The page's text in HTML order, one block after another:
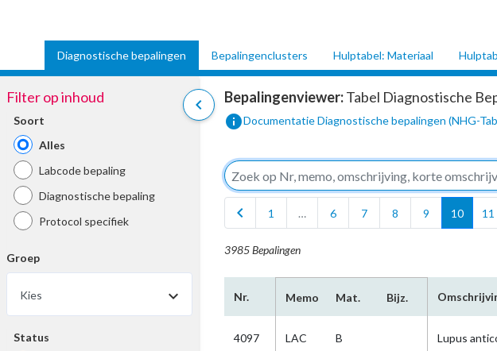
Diagnostische bepalingen Bepalingenclusters Hulptabel: Materiaal
chevron_left
Filter op inhoud
Soort
Alles
Labcode bepaling
Diagnostische bepaling
Protocol specifiek
Groep
Kies
Status
Bepalingenviewer:Tabel Diagnostische
infoDocumentatie Diagnostische bepalingen (NHG-
chevron_left
1 … 6 7 8 9 10 11
3985 Bepalingen
Nr. Memo Mat. Bijz.
4097 LAC B Lupus